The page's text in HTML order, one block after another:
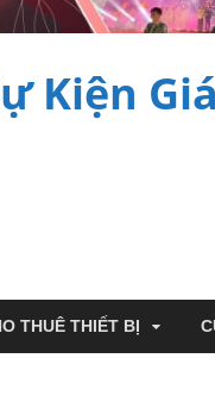
Kiện
THUÊ THIẾT BỊ